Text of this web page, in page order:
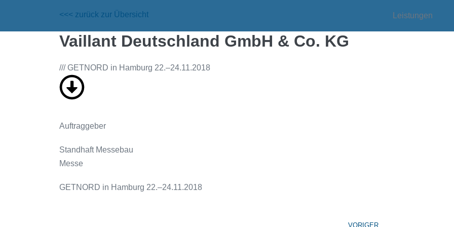
Leistungen
<<< zurück zur Übersicht
Vaillant Deutschland GmbH & Co. KG
/// GETNORD in Hamburg 22.–24.11.2018
Auftraggeber
Standhaft Messebau
Messe
GETNORD in Hamburg 22.–24.11.2018
VORIGER